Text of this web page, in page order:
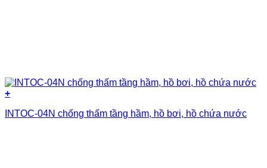
+
INTOC-04N chống thấm tầng hầm, hồ bơi, hồ chứa nước